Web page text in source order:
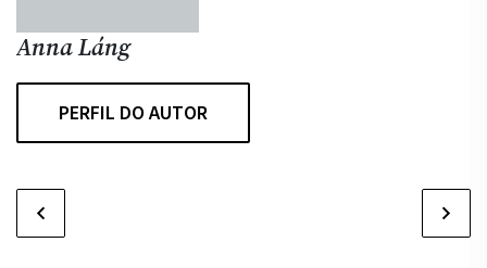
Anna Láng
PERFIL DO AUTOR